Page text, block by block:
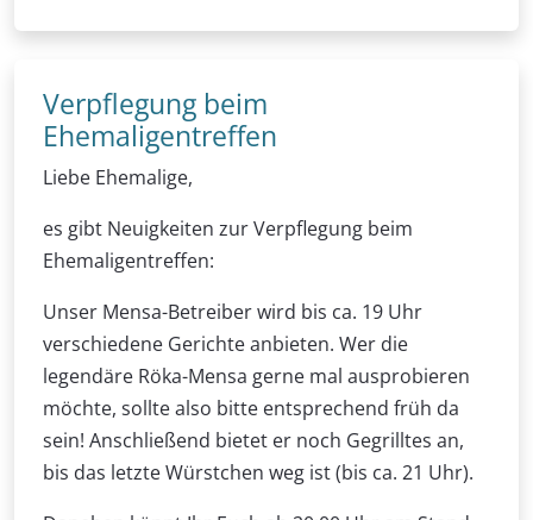
Verpflegung beim
Ehemaligentreffen
Liebe Ehemalige,
es gibt Neuigkeiten zur Verpflegung beim
Ehemaligentreffen:
Unser Mensa-Betreiber wird bis ca. 19 Uhr
verschiedene Gerichte anbieten. Wer die
legendäre Röka-Mensa gerne mal ausprobieren
möchte, sollte also bitte entsprechend früh da
sein! Anschließend bietet er noch Gegrilltes an,
bis das letzte Würstchen weg ist (bis ca. 21 Uhr).